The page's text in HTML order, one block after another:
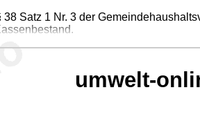
38 Satz 1 Nr. 3 der
umwelt-